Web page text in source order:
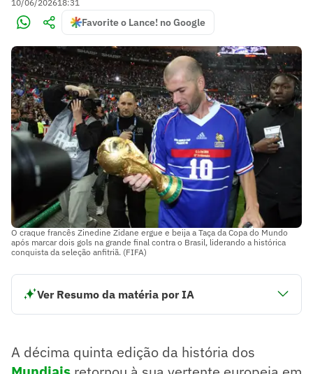
10/06/202618:31
Favorite o Lance! no Google
O craque francês Zinedine Zidane ergue e beija a Taça da Copa do Mundo
após marcar dois gols na grande final contra o Brasil, liderando a histórica
conquista da seleção anfitriã. (FIFA)
Ver Resumo da matéria por IA
da final, onde a França venceu por 3 a 0, conquistando seu
primeiro título.
A décima quinta edição da história dos